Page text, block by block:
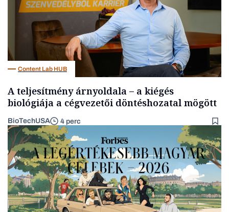
Content Lab HUB
A teljesítmény árnyoldala – a kiégés
biológiája a cégvezetői döntéshozatal mögött
BioTechUSA 4 perc